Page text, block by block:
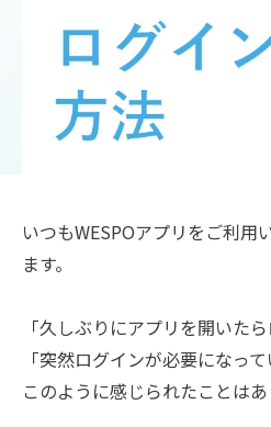
いつもWESPOアプリをご利用
ます。
「久しぶりにアプリを開いた
「突然ログインが必要になって
このように感じられたことは